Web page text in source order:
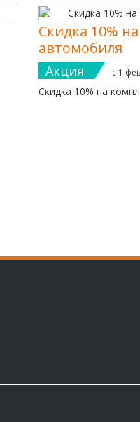
Скидка 10%
автомобиля
Акция с 1
Скидка 10% на